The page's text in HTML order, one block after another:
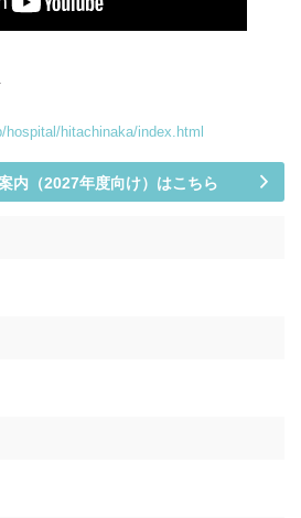
hospital/hitachinaka/index.html
内（2027年度向け）はこちら